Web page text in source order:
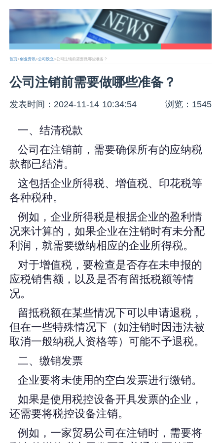
首页>创业资讯>公司设立>公司注销前需要做哪些准备？
公司注销前需要做哪些准备？
发表时间：2024-11-14 10:34:54 浏览：1545
一、结清税款
公司在注销前，需要确保所有的应纳税
款都已结清。
这包括企业所得税、增值税、印花税等
各种税种。
例如，企业所得税是根据企业的盈利情
况来计算的，如果企业在注销时有未分配
利润，就需要缴纳相应的企业所得税。
对于增值税，要检查是否存在未申报的
应税销售额，以及是否有留抵税额等情
况。
留抵税额在某些情况下可以申请退税，
但在一些特殊情况下（如注销时因违法被
取消一般纳税人资格等）可能不予退税。
二、缴销发票
企业要将未使用的空白发票进行缴销。
如果是使用税控设备开具发票的企业，
还需要将税控设备注销。
例如，一家贸易公司在注销时，需要将